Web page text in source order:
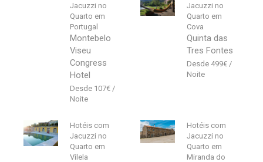
Jacuzzi no
Quarto em
Portugal
Montebelo
Viseu
Congress
Hotel
107€
Jacuzzi no
Quarto em
Cova
Quinta das
Tres Fontes
499€
Hotéis com
Jacuzzi no
Quarto em
Vilela
Hotéis com
Jacuzzi no
Quarto em
Miranda do